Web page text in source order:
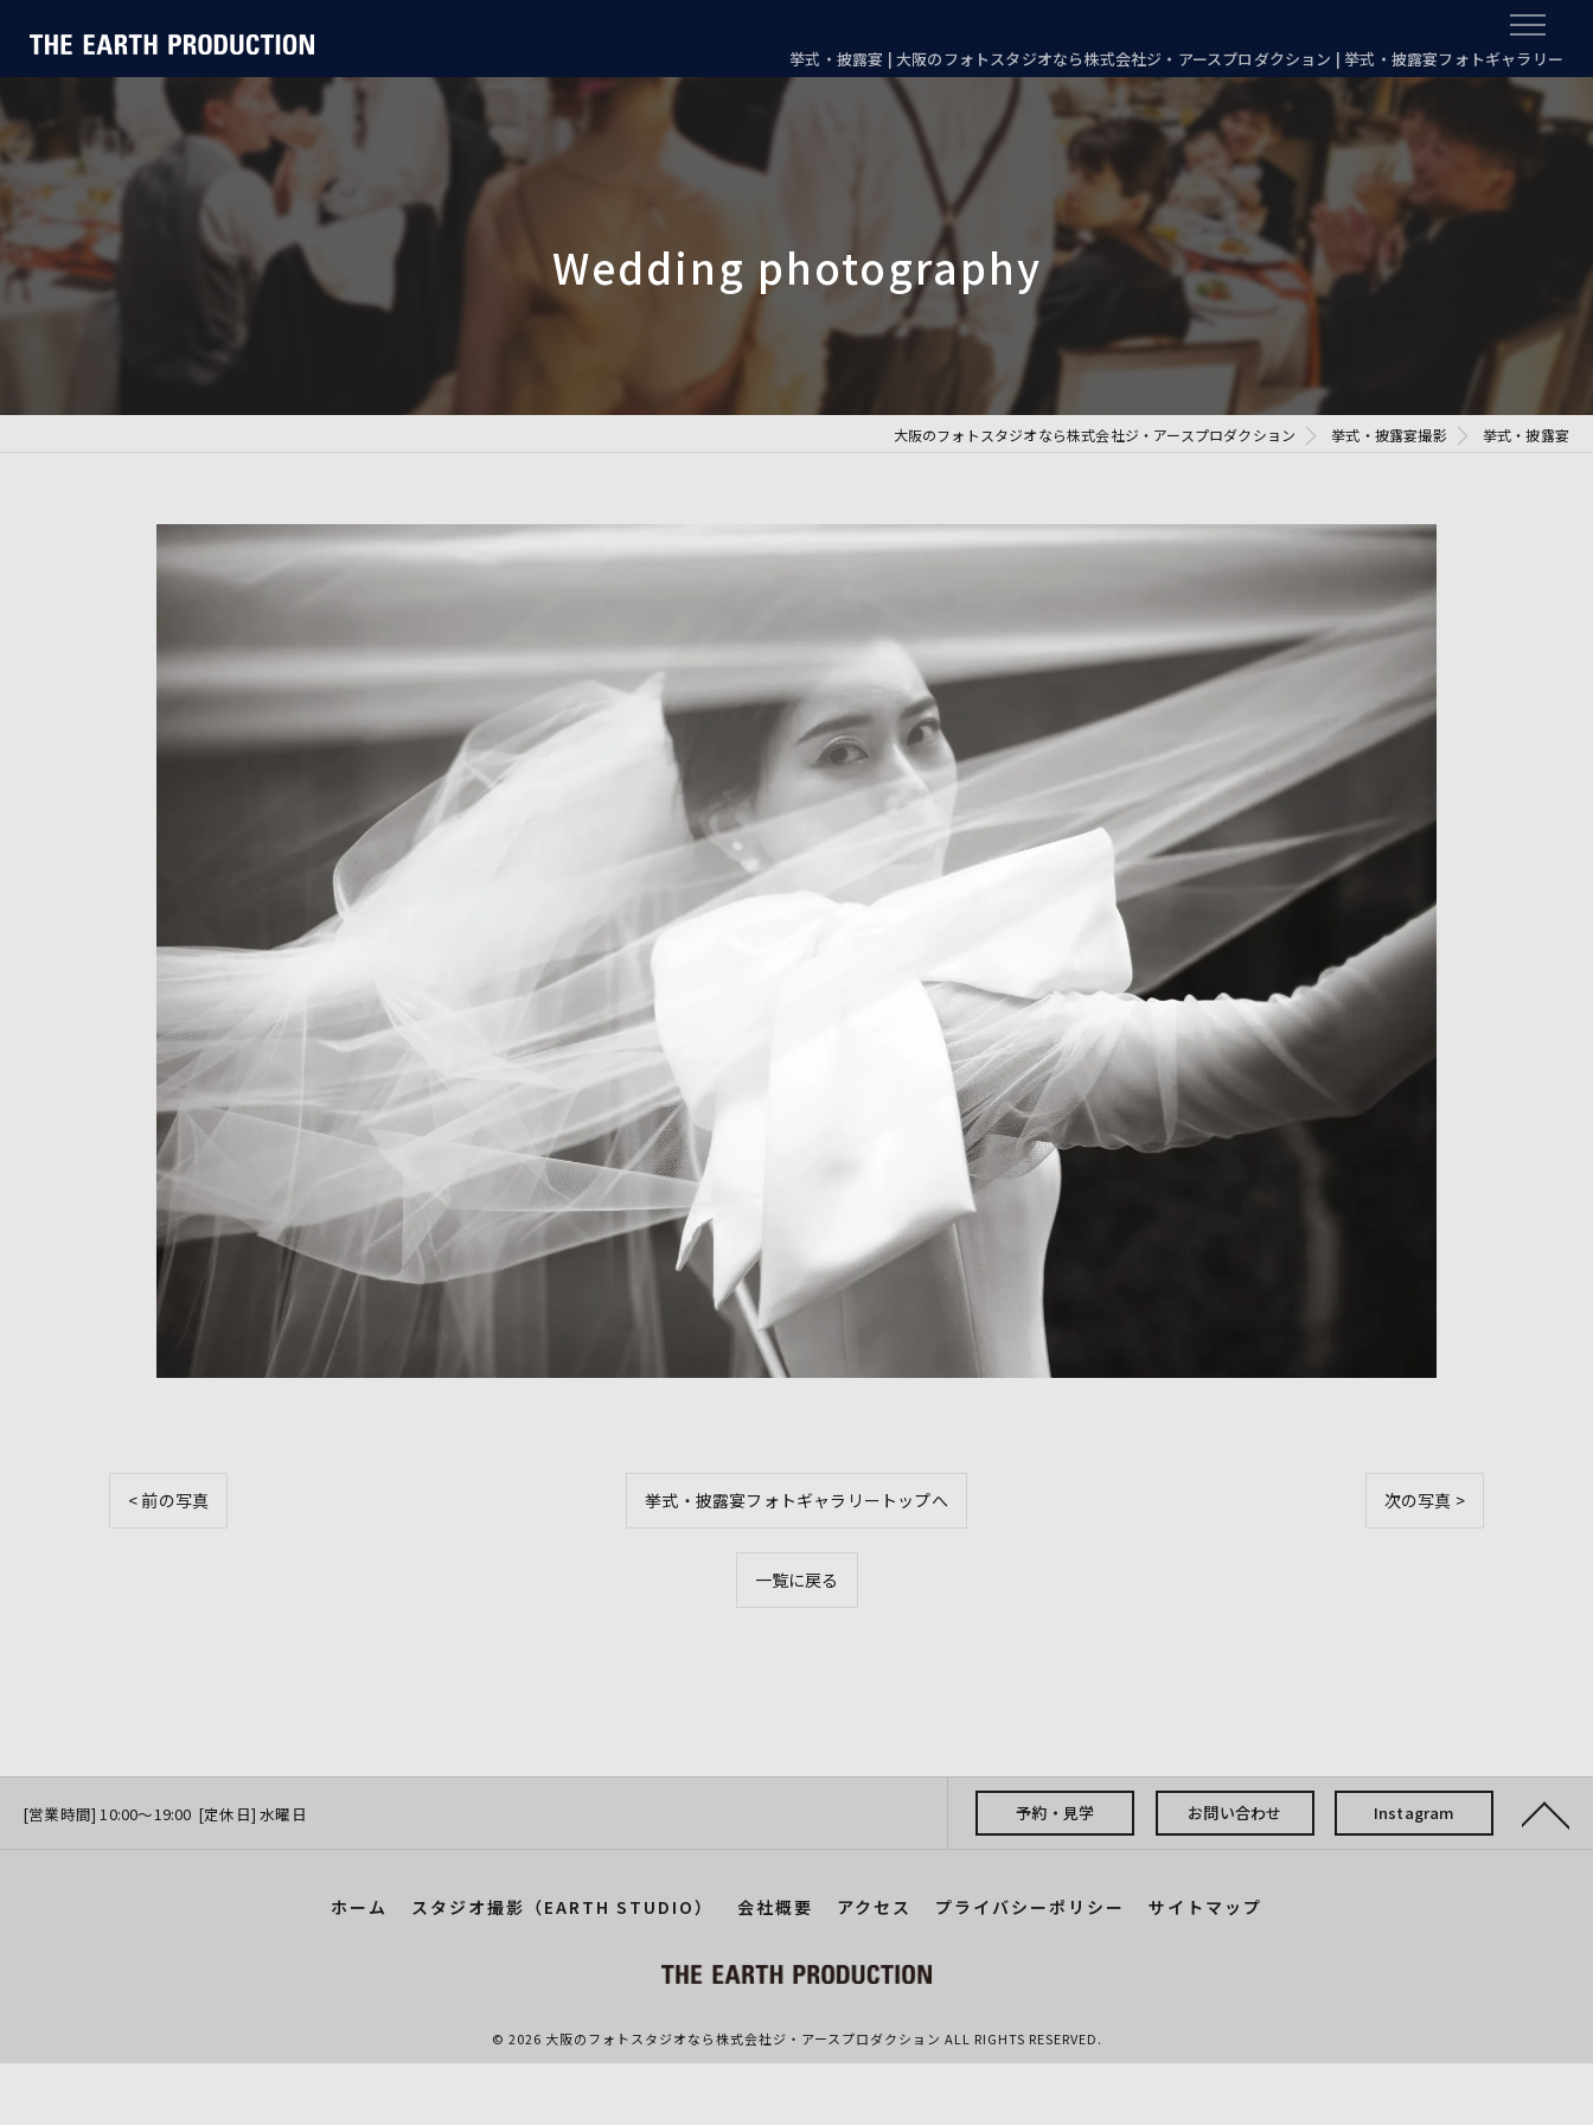
挙式・披露宴 | 大阪のフォトスタジオなら株式会社ジ・アースプロダクション | 挙式・披露宴フォトギャラリー
大阪のフォトスタジオなら株式会社ジ・アースプロダクション 挙式・披露宴撮影 挙式・披露宴
< 前の写真 挙式・披露宴フォトギャラリートップへ 次の写真 >
一覧に戻る
[営業時間] 10:00〜19:00 [定休日] 水曜日 予約・見学 お問い合わせ Instagram
ホーム スタジオ撮影（EARTH STUDIO） 会社概要 アクセス プライバシーポリシー サイトマップ
© 2026 大阪のフォトスタジオなら株式会社ジ・アースプロダクション ALL RIGHTS RESERVED.